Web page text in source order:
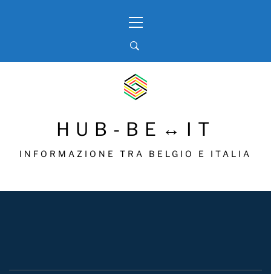
Menu
HUB-BE↔IT
INFORMAZIONE TRA BELGIO E ITALIA